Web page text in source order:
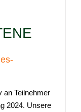
an Teilnehmer
2024. Unsere